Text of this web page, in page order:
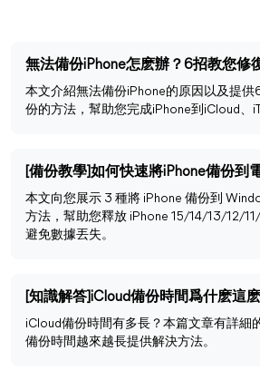
本文介紹無法備份iPhone的原因以及提供
份的方法，幫助您完成iPhone到iCloud、
[備份教學]如何快速將iPhone備份到
本文向您展示 3 種將 iPhone 備份到
方法，幫助您釋放 iPhone 15/14/13/12/
避免數據丟失。
[知識解答]iCloud備份時間爲什麽這
iCloud備份時間有多長？本篇文章有詳細
備份時間越來越長提供解決方法。